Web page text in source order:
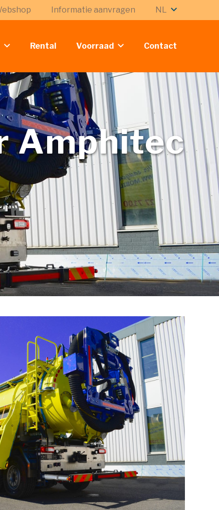
Rental Voorraad Contact
Informatie aanvragen NL
Amphitec